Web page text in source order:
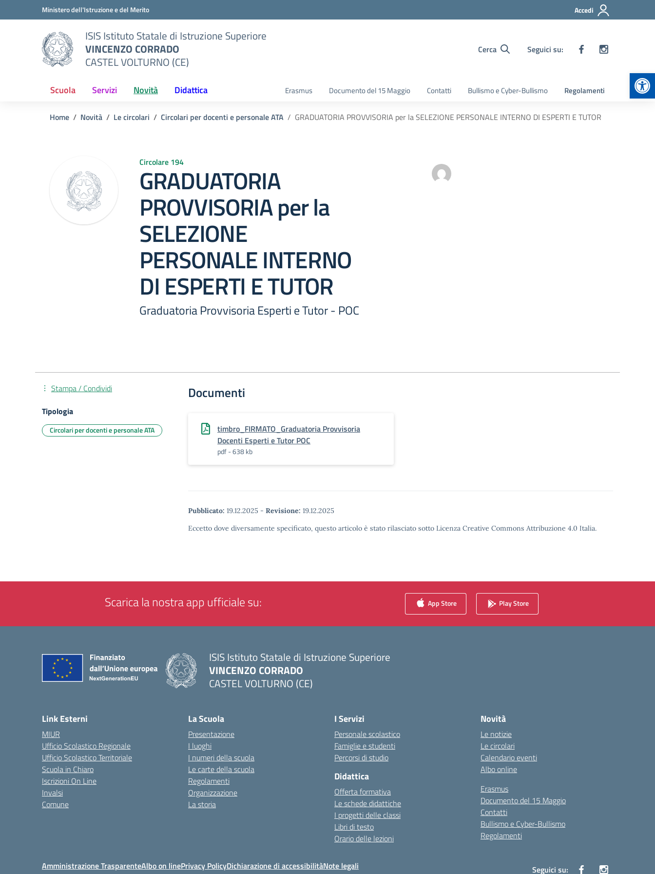
Vai ai contenuti
Vai al menu di navigazioneMinistero dell'Istruzione e del Merito Accedi
ISIS Istituto Statale di Istruzione Superiore
VINCENZO CORRADO
CASTEL VOLTURNO (CE)
Cerca Seguici su:
Scuola Servizi Novità Didattica Erasmus Documento del 15 Maggio Contatti Bullismo e Cyber-Bullismo Regolamenti
Home Novità Le circolari Circolari per docenti e personale ATA GRADUATORIA PROVVISORIA per la SELEZIONE PERSONALE INTERNO DI ESPERTI E TUTOR
Circolare 194
GRADUATORIA
PROVVISORIA per la
SELEZIONE
PERSONALE INTERNO
DI ESPERTI E TUTOR
Graduatoria Provvisoria Esperti e Tutor - POC
Documenti
timbro_FIRMATO_Graduatoria Provvisoria
Docenti Esperti e Tutor POC
pdf - 638 kb
Pubblicato: 19.12.2025 - Revisione: 19.12.2025
Eccetto dove diversamente specificato, questo articolo è stato rilasciato sotto Licenza Creative Commons Attribuzione 4.0 Italia.
Stampa / Condividi
Tipologia
Circolari per docenti e personale ATA
Scarica la nostra app ufficiale su: App Store Play Store
ISIS Istituto Statale di Istruzione Superiore
VINCENZO CORRADO
CASTEL VOLTURNO (CE)
Link Esterni
MIUR
Ufficio Scolastico Regionale
Ufficio Scolastico Territoriale
Scuola in Chiaro
Iscrizioni On Line
Invalsi
Comune
La Scuola
Presentazione
I luoghi
I numeri della scuola
Le carte della scuola
Regolamenti
Organizzazione
La storia
I Servizi
Personale scolastico
Famiglie e studenti
Percorsi di studio
Didattica
Offerta formativa
Le schede didattiche
I progetti delle classi
Libri di testo
Orario delle lezioni
Novità
Le notizie
Le circolari
Calendario eventi
Albo online
Erasmus
Documento del 15 Maggio
Contatti
Bullismo e Cyber-Bullismo
Regolamenti
Amministrazione TrasparenteAlbo on linePrivacy PolicyDichiarazione di accessibilitàNote legali Seguici su: